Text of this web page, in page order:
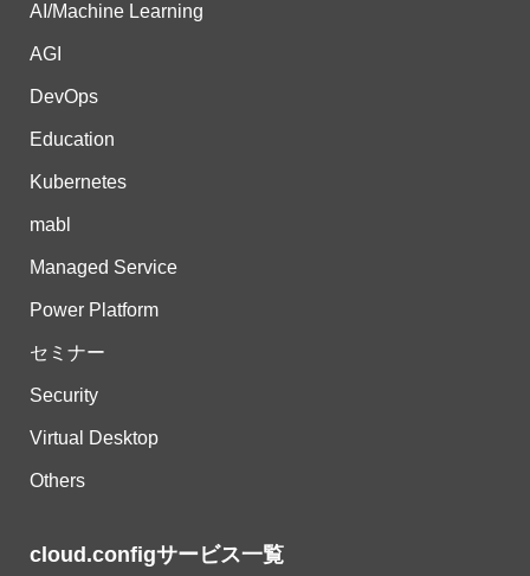
AI/Machine Learning
AGI
DevOps
Education
Kubernetes
mabl
Managed Service
Power Platform
セミナー
Security
Virtual Desktop
Others
cloud.configサービス一覧